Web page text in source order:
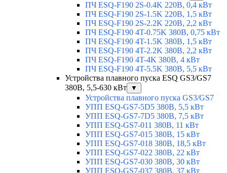
ПЧ ESQ-F190 2S-0.4K 220В, 0,4 кВт
ПЧ ESQ-F190 2S-1.5K 220В, 1,5 кВт
ПЧ ESQ-F190 2S-2.2K 220В, 2,2 кВт
ПЧ ESQ-F190 4T-0.75K 380В, 0,75 кВт
ПЧ ESQ-F190 4T-1.5K 380В, 1,5 кВт
ПЧ ESQ-F190 4T-2.2K 380В, 2,2 кВт
ПЧ ESQ-F190 4T-4K 380В, 4 кВт
ПЧ ESQ-F190 4T-5.5K 380В, 5,5 кВт
Устройства плавного пуска ESQ GS3/GS7
380В, 5,5-630 кВт
▼
Устройства плавного пуска GS3/GS7
УПП ESQ-GS7-5D5 380В, 5,5 кВт
УПП ESQ-GS7-7D5 380В, 7,5 кВт
УПП ESQ-GS7-011 380В, 11 кВт
УПП ESQ-GS7-015 380В, 15 кВт
УПП ESQ-GS7-018 380В, 18,5 кВт
УПП ESQ-GS7-022 380В, 22 кВт
УПП ESQ-GS7-030 380В, 30 кВт
УПП ESQ-GS7-037 380В, 37 кВт